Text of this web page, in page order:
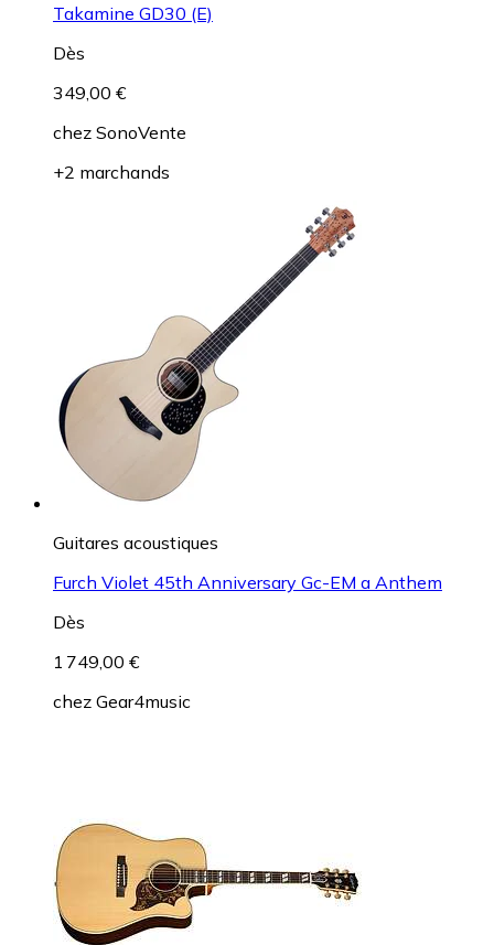
Takamine GD30 (E)
Dès
349,00 €
chez SonoVente
+2 marchands
Guitares acoustiques
Furch Violet 45th Anniversary Gc-EM a Anthem
Dès
1 749,00 €
chez Gear4music